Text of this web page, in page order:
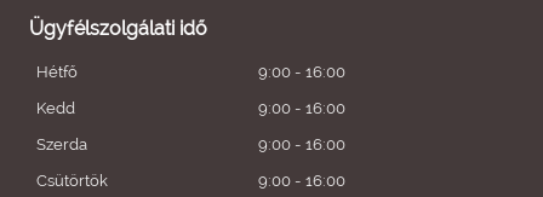
Ügyfélszolgálati idő
Hétfő
9:00 - 16:00
Kedd
9:00 - 16:00
Szerda
9:00 - 16:00
Csütörtök
9:00 - 16:00